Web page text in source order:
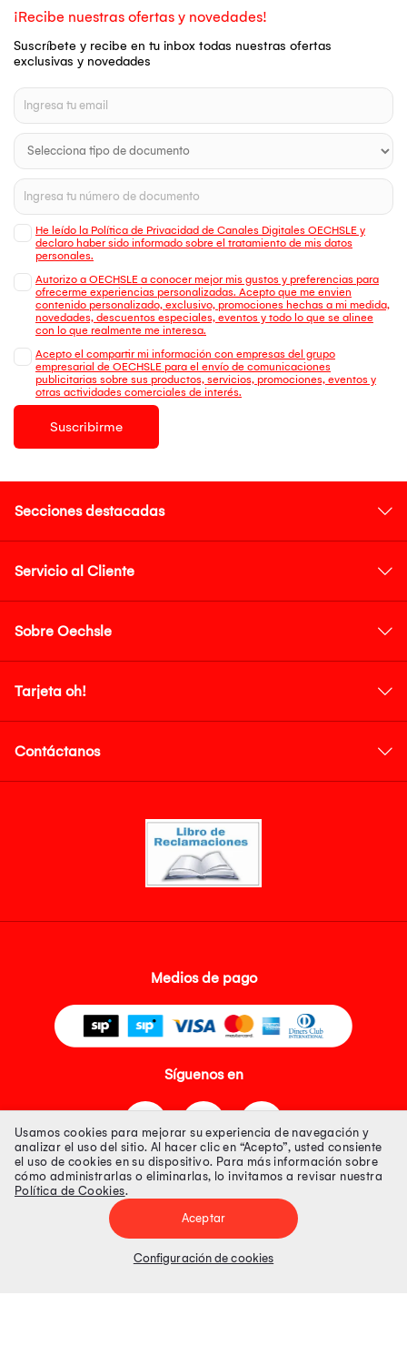
¡Recibe nuestras ofertas y novedades!
Suscríbete y recibe en tu inbox todas nuestras ofertas
exclusivas y novedades
He leído la Política de Privacidad de Canales Digitales OECHSLE y
declaro haber sido informado sobre el tratamiento de mis datos
personales.
Autorizo a OECHSLE a conocer mejor mis gustos y preferencias para
ofrecerme experiencias personalizadas. Acepto que me envien
contenido personalizado, exclusivo, promociones hechas a mi medida,
novedades, descuentos especiales, eventos y todo lo que se alinee
con lo que realmente me interesa.
Acepto el compartir mi información con empresas del grupo
empresarial de OECHSLE para el envío de comunicaciones
publicitarias sobre sus productos, servicios, promociones, eventos y
otras actividades comerciales de interés.
Suscribirme
Secciones destacadas
Servicio al Cliente
Sobre Oechsle
Tarjeta oh!
Contáctanos
Medios de pago
Síguenos en
Tienda 100% Segura
Tiendas Peruanas S.A. R.U.C. Nº 20493020618. Todos los derechos
Precios disponibles solo en www.oechsle.pe. Precios online publicados
Usamos cookies para mejorar su experiencia de navegación y
analizar el uso del sitio. Al hacer clic en “Acepto”, usted consiente
el uso de cookies en su dispositivo. Para más información sobre
cómo administrarlas o eliminarlas, lo invitamos a revisar nuestra
Política de Cookies.
Aceptar
Configuración de cookies